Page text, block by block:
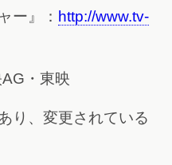
ー』： http://www.tv-
・東映
り、変更されている